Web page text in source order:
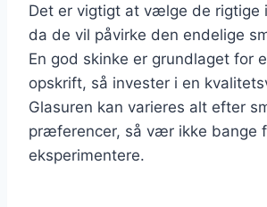
Det er vigtigt at vælge de rigtige
da de vil påvirke den endelige
En god skinke er grundlaget for
opskrift, så invester i en
Glasuren kan varieres alt efter
præferencer, så vær ikke bange
eksperimentere.